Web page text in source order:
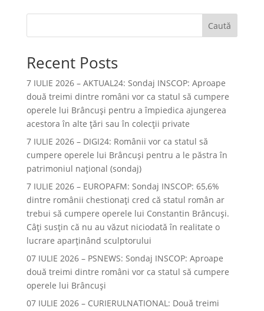
Caută
Recent Posts
7 IULIE 2026 – AKTUAL24: Sondaj INSCOP: Aproape
două treimi dintre români vor ca statul să cumpere
operele lui Brâncuşi pentru a împiedica ajungerea
acestora în alte ţări sau în colecţii private
7 IULIE 2026 – DIGI24: Românii vor ca statul să
cumpere operele lui Brâncuși pentru a le păstra în
patrimoniul național (sondaj)
7 IULIE 2026 – EUROPAFM: Sondaj INSCOP: 65,6%
dintre românii chestionați cred că statul român ar
trebui să cumpere operele lui Constantin Brâncuși.
Câți susțin că nu au văzut niciodată în realitate o
lucrare aparținând sculptorului
07 IULIE 2026 – PSNEWS: Sondaj INSCOP: Aproape
două treimi dintre români vor ca statul să cumpere
operele lui Brâncuși
07 IULIE 2026 – CURIERULNATIONAL: Două treimi